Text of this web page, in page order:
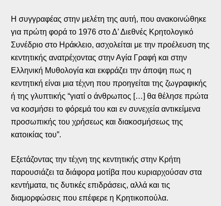
Η συγγραφέας στην μελέτη της αυτή, που ανακοινώθηκε
για πρώτη φορά το 1976 στο Δ’ Διεθνές Κρητολογικό
Συνέδριο στο Ηράκλειο, ασχολείται με την προέλευση της
κεντητικής ανατρέχοντας στην Αγία Γραφή και στην
Ελληνική Μυθολογία και εκφράζει την άποψη πως η
κεντητική είναι μια τέχνη που προηγείται της ζωγραφικής
ή της γλυπτικής “γιατί ο άνθρωπος […] θα θέλησε πρώτα
να κοσμήσει το φόρεμά του και εν συνεχεία αντικείμενα
προσωπικής του χρήσεως και διακοσμήσεως της
κατοικίας του”.
Εξετάζοντας την τέχνη της κεντητικής στην Κρήτη
παρουσιάζει τα διάφορα μοτίβα που κυριαρχούσαν στα
κεντήματα, τις δυτικές επιδράσεις, αλλά και τις
διαμορφώσεις που επέφερε η Κρητικοπούλα.